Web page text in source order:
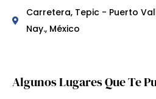
Carretera, Tepic - Puerto
Nay., México
Algunos Lugares Que Te